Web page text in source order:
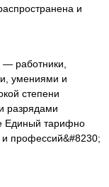
и
— работники,
умениями и
степени
разрядами
Единый тарифно
и профессий&#8230;